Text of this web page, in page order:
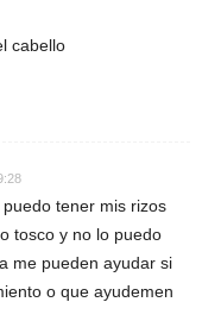
cabello
tener mis rizos
tosco y no lo puedo
me pueden ayudar si
o que ayudemen